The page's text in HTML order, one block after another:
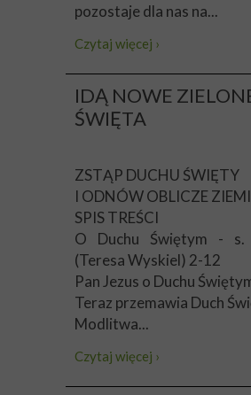
pozostaje dla nas na...
Czytaj więcej ›
IDĄ NOWE
ŚWIĘTA
ZSTĄP DUCHU ŚWIĘTY
I ODNÓW OBLICZE
SPIS TREŚCI
O Duchu Świętym - s.
(Teresa Wyskiel) 2-12
Pan Jezus o Duchu
Teraz przemawia Duch
Modlitwa...
Czytaj więcej ›